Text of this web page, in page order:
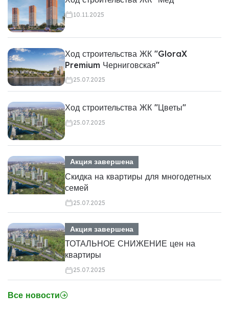
10.11.2025
Ход строительства ЖК "GloraX
Premium Черниговская"
25.07.2025
Ход строительства ЖК "Цветы"
25.07.2025
Акция завершена
Скидка на квартиры для многодетных
семей
25.07.2025
Акция завершена
ТОТАЛЬНОЕ СНИЖЕНИЕ цен на
квартиры
25.07.2025
Все новости